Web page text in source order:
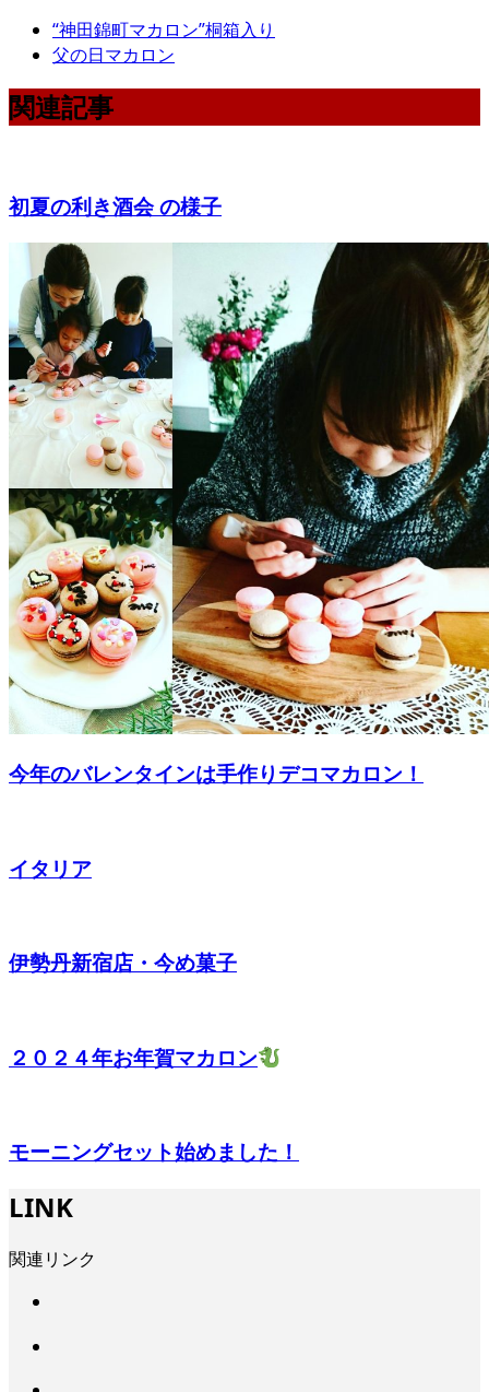
“神田錦町マカロン”桐箱入り
父の日マカロン
関連記事
初夏の利き酒会 の様子
今年のバレンタインは手作りデコマカロン！
イタリア
伊勢丹新宿店・今め菓子
２０２４年お年賀マカロン
モーニングセット始めました！
LINK
関連リンク